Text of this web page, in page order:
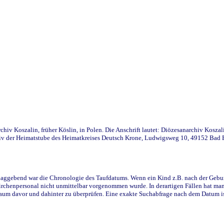
Koszalin, früher Köslin, in Polen. Die Anschrift lautet: Diözesanarchiv
Heimatstube des Heimatkreises Deutsch Krone, Ludwigsweg 10, 49152
war die Chronologie des Taufdatums. Wenn ein Kind z.B. nach der
nicht unmittelbar vorgenommen wurde. In derartigen Fällen hat
davor und dahinter zu überprüfen. Eine exakte Suchabfrage nach dem